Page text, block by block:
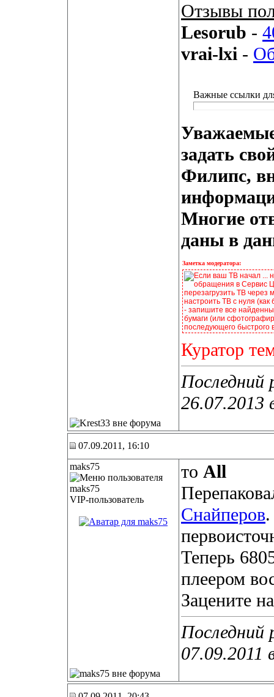
Отзывы
Lesorub -
vrai-lxi -
Важные ссылки
задать
Филипс,
Многие
даны в
Заметка модератора:
Если ваш ТВ начал ...
обращения в Сервис
перезагрузить ТВ через
настроить ТВ с нуля (как
- запишите все
бумаги (или
последующего быстрого
Куратор
Последний
26.07.2013
07.09.2011, 16:10
maks75
VIP-пользователь
то All
Снайперов
Теперь
плеером
Зацените
Последний
07.09.2011